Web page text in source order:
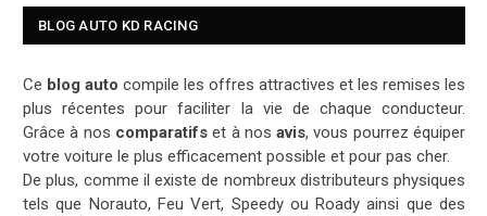
BLOG AUTO KD RACING
Ce blog auto compile les offres attractives et les remises les
plus récentes pour faciliter la vie de chaque conducteur.
Grâce à nos comparatifset à nosavis, vous pourrez équiper
votre voiture le plus efficacement possible et pour pas cher.
De plus, comme il existe de nombreux distributeurs physiques
tels que Norauto, Feu Vert, Speedy ou Roady ainsi que des